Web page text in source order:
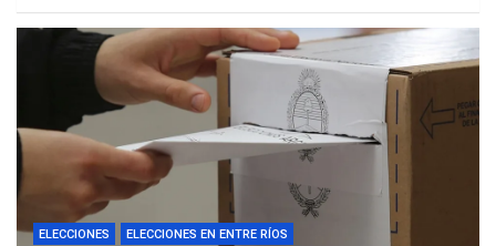
ELECCIONES ELECCIONES EN ENTRE RÍOS